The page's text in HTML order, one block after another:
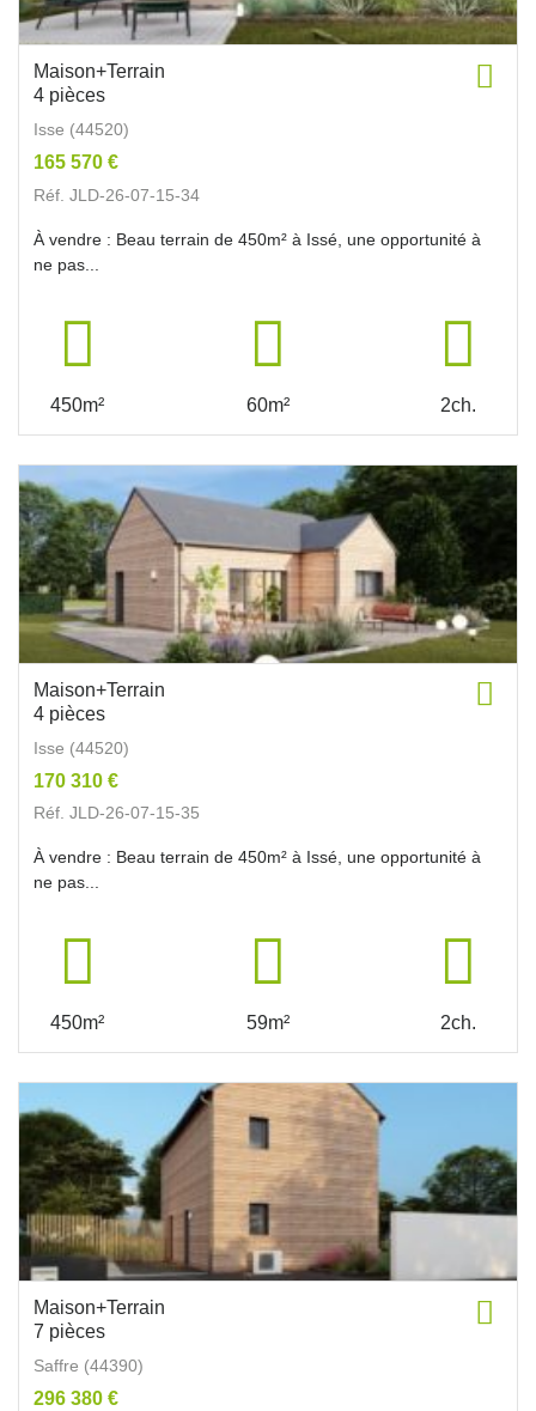
Maison+Terrain
4 pièces
Isse (44520)
165 570 €
Réf. JLD-26-07-15-34
À vendre : Beau terrain de 450m² à Issé, une opportunité à
ne pas...
450m² 60m² 2ch.
Maison+Terrain
4 pièces
Isse (44520)
170 310 €
Réf. JLD-26-07-15-35
À vendre : Beau terrain de 450m² à Issé, une opportunité à
ne pas...
450m² 59m² 2ch.
Maison+Terrain
7 pièces
Saffre (44390)
296 380 €